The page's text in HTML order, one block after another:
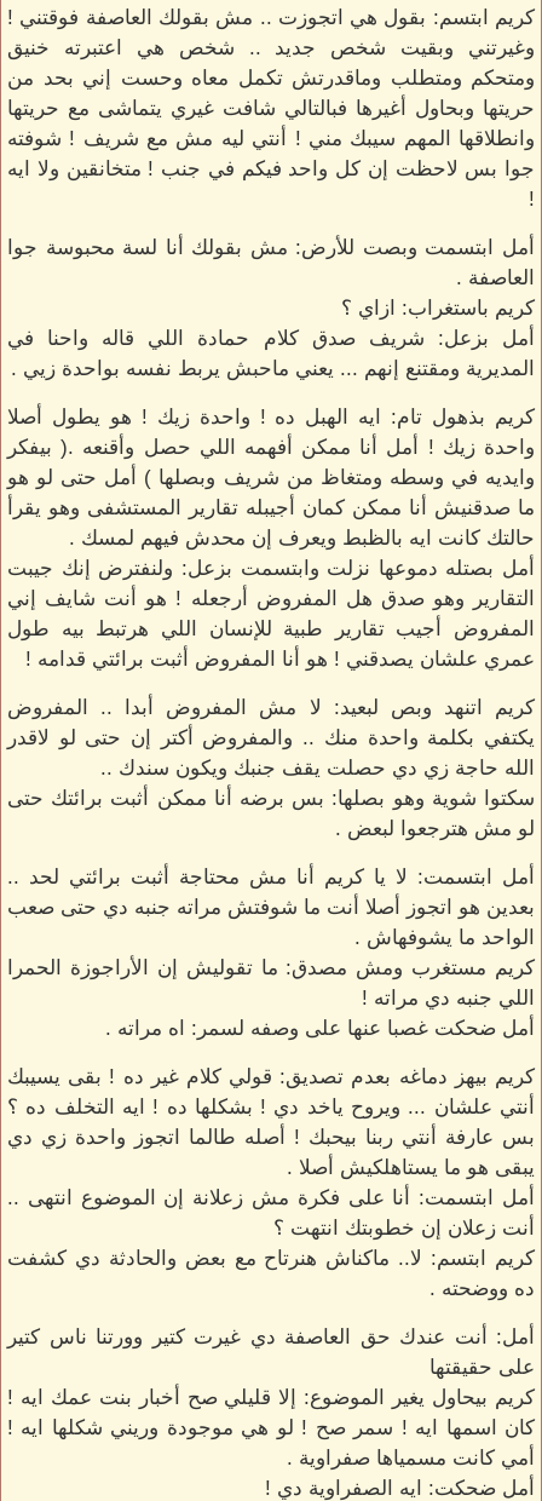
كريم ابتسم: بقول هي اتجوزت .. مش بقولك العاصفة فوقتني !
وغيرتني وبقيت شخص جديد .. شخص هي اعتبرته خنيق
ومتحكم ومتطلب وماقدرتش تكمل معاه وحست إني بحد من
حريتها وبحاول أغيرها فبالتالي شافت غيري يتماشى مع حريتها
وانطلاقها المهم سيبك مني ! أنتي ليه مش مع شريف ! شوفته
جوا بس لاحظت إن كل واحد فيكم في جنب ! متخانقين ولا ايه
!
أمل ابتسمت وبصت للأرض: مش بقولك أنا لسة محبوسة جوا
العاصفة .
كريم باستغراب: ازاي ؟
أمل بزعل: شريف صدق كلام حمادة اللي قاله واحنا في
المديرية ومقتنع إنهم ... يعني ماحبش يربط نفسه بواحدة زيي .
كريم بذهول تام: ايه الهبل ده ! واحدة زيك ! هو يطول أصلا
واحدة زيك ! أمل أنا ممكن أفهمه اللي حصل وأقنعه .( بيفكر
وايديه في وسطه ومتغاظ من شريف وبصلها ) أمل حتى لو هو
ما صدقنيش أنا ممكن كمان أجيبله تقارير المستشفى وهو يقرأ
حالتك كانت ايه بالظبط ويعرف إن محدش فيهم لمسك .
أمل بصتله دموعها نزلت وابتسمت بزعل: ولنفترض إنك جيبت
التقارير وهو صدق هل المفروض أرجعله ! هو أنت شايف إني
المفروض أجيب تقارير طبية للإنسان اللي هرتبط بيه طول
عمري علشان يصدقني ! هو أنا المفروض أثبت برائتي قدامه !
كريم اتنهد وبص لبعيد: لا مش المفروض أبدا .. المفروض
يكتفي بكلمة واحدة منك .. والمفروض أكتر إن حتى لو لاقدر
الله حاجة زي دي حصلت يقف جنبك ويكون سندك ..
سكتوا شوية وهو بصلها: بس برضه أنا ممكن أثبت برائتك حتى
لو مش هترجعوا لبعض .
أمل ابتسمت: لا يا كريم أنا مش محتاجة أثبت برائتي لحد ..
بعدين هو اتجوز أصلا أنت ما شوفتش مراته جنبه دي حتى صعب
الواحد ما يشوفهاش .
كريم مستغرب ومش مصدق: ما تقوليش إن الأراجوزة الحمرا
اللي جنبه دي مراته !
أمل ضحكت غصبا عنها على وصفه لسمر: اه مراته .
كريم بيهز دماغه بعدم تصديق: قولي كلام غير ده ! بقى يسيبك
أنتي علشان ... ويروح ياخد دي ! بشكلها ده ! ايه التخلف ده ؟
بس عارفة أنتي ربنا بيحبك ! أصله طالما اتجوز واحدة زي دي
يبقى هو ما يستاهلكيش أصلا .
أمل ابتسمت: أنا على فكرة مش زعلانة إن الموضوع انتهى ..
أنت زعلان إن خطوبتك انتهت ؟
كريم ابتسم: لا.. ماكناش هنرتاح مع بعض والحادثة دي كشفت
ده ووضحته .
أمل: أنت عندك حق العاصفة دي غيرت كتير وورتنا ناس كتير
على حقيقتها
كريم بيحاول يغير الموضوع: إلا قليلي صح أخبار بنت عمك ايه !
كان اسمها ايه ! سمر صح ! لو هي موجودة وريني شكلها ايه !
أمي كانت مسمياها صفراوية .
أمل ضحكت: ايه الصفراوية دي !